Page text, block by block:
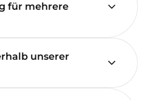
für mehrere
unserer